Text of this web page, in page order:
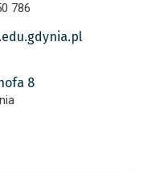
786
8